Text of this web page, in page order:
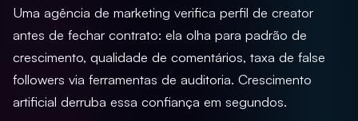
Uma agência de marketing verifica perfil de creator
antes de fechar contrato: ela olha para padrão de
crescimento, qualidade de comentários, taxa de false
followers via ferramentas de auditoria. Crescimento
artificial derruba essa confiança em segundos.